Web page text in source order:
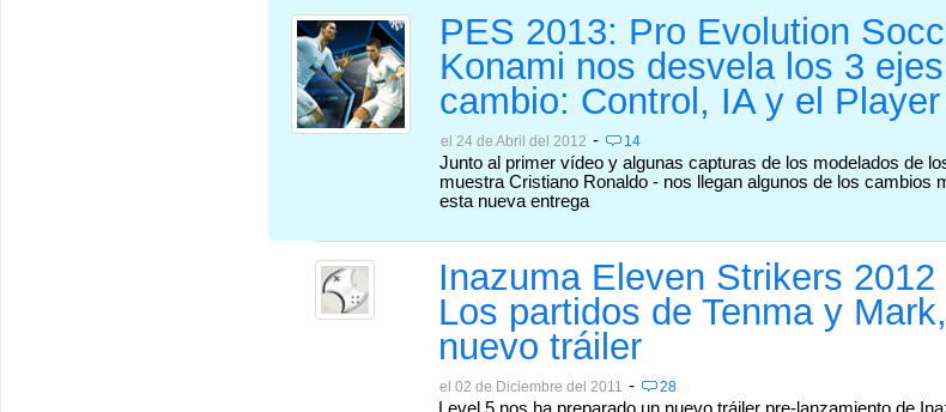
PES 2013: Pro Evolution
Konami nos desvela los 3 ejes
cambio: Control, IA y el
el 24 de Abril del 2012 - 14
Junto al primer vídeo y algunas capturas de los modelados de
muestra Cristiano Ronaldo - nos llegan algunos de los cambios
esta nueva entrega
Inazuma Eleven Strikers 2012
Los partidos de Tenma y
nuevo tráiler
el 02 de Diciembre del 2011 - 28
Level 5 nos ha preparado un nuevo tráiler pre-lanzamiento de